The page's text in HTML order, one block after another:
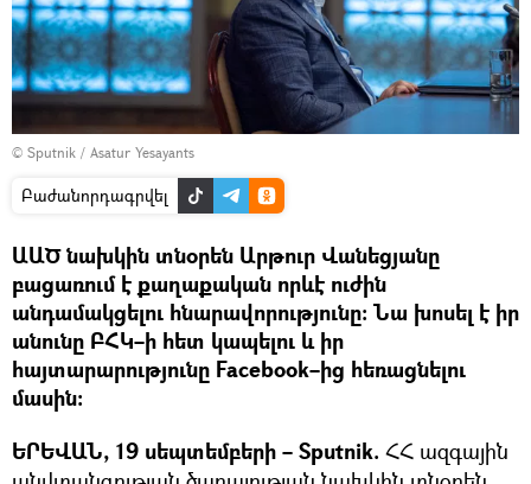
© Sputnik / Asatur Yesayants
Բաժանորդագրվել
ԱԱԾ նախկին տնօրեն Արթուր Վանեցյանը
բացառում է քաղաքական որևէ ուժին
անդամակցելու հնարավորությունը։ Նա խոսել է իր
անունը ԲՀԿ–ի հետ կապելու և իր
հայտարարությունը Facebook–ից հեռացնելու
մասին։
ԵՐԵՎԱՆ, 19 սեպտեմբերի – Sputnik. ՀՀ ազգային